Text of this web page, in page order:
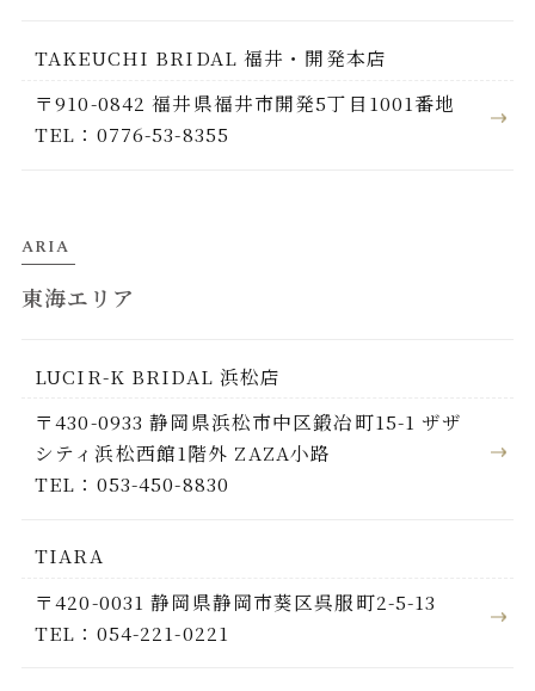
TAKEUCHI BRIDAL 福井・開発本店
〒910-0842 福井県福井市開発5丁目1001番地
TEL：0776-53-8355
ARIA
東海エリア
LUCIR-K BRIDAL 浜松店
〒430-0933 静岡県浜松市中区鍛冶町15-1 ザザ
シティ浜松西館1階外 ZAZA小路
TEL：053-450-8830
TIARA
〒420-0031 静岡県静岡市葵区呉服町2-5-13
TEL：054-221-0221